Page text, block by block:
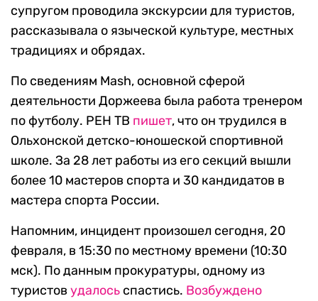
супругом проводила экскурсии для туристов,
рассказывала о языческой культуре, местных
традициях и обрядах.
По сведениям Mash, основной сферой
деятельности Доржеева была работа тренером
по футболу. РЕН ТВ пишет, что он трудился в
Ольхонской детско-юношеской спортивной
школе. За 28 лет работы из его секций вышли
более 10 мастеров спорта и 30 кандидатов в
мастера спорта России.
Напомним, инцидент произошел сегодня, 20
февраля, в 15:30 по местному времени (10:30
мск). По данным прокуратуры, одному из
туристов удалось спастись. Возбуждено